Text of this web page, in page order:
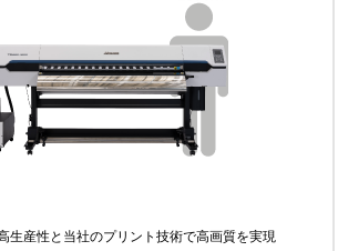
生産性と当社のプリント技術で高画質を実現